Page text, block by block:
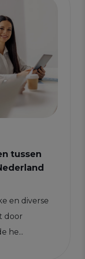
tussen
en diverse
door
he...